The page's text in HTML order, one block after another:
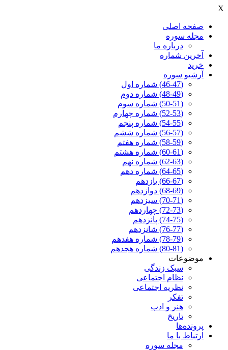
X
صفحه اصلی
مجله سوره
درباره ما
آخرين شماره
خرید
آرشیو سوره
(46-47) شماره اول
(48-49) شماره دوم
(50-51) شماره سوم
(52-53) شماره چهارم
(54-55) شماره پنجم
(56-57) شماره ششم
(58-59) شماره هفتم
(60-61) شماره هشتم
(62-63) شماره نهم
(64-65) شماره دهم
(66-67) یازدهم
(68-69) دوازدهم
(70-71) سیزدهم
(72-73) چهاردهم
(74-75) پانزدهم
(76-77) شانزدهم
(78-79) شماره هفدهم
(80-81) شماره هجدهم
موضوعات
سبک زندگی
نظام اجتماعی
نظریه اجتماعی
تفکر
هنر و ادب
تاریخ
پرونده‌ها
ارتباط با ما
مجله سوره